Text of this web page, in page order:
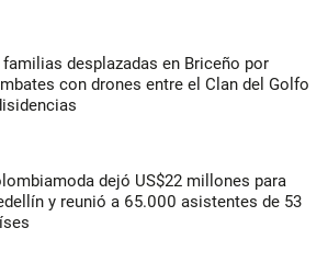
familias desplazadas en Briceño por
con drones entre el Clan del Golfo
dejó US$22 millones para
y reunió a 65.000 asistentes de 53